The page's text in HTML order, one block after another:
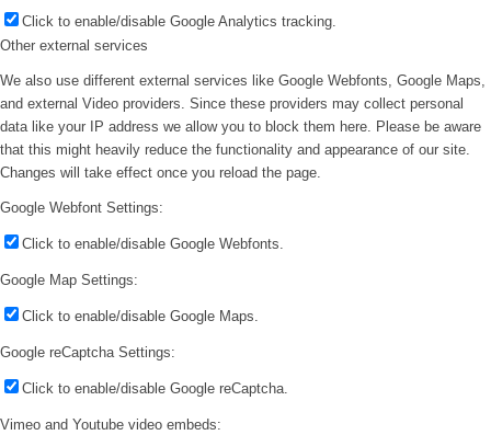
Click to enable/disable Google Analytics tracking.
Other external services
We also use different external services like Google Webfonts, Google Maps,
and external Video providers. Since these providers may collect personal
data like your IP address we allow you to block them here. Please be aware
that this might heavily reduce the functionality and appearance of our site.
Changes will take effect once you reload the page.
Google Webfont Settings:
Click to enable/disable Google Webfonts.
Google Map Settings:
Click to enable/disable Google Maps.
Google reCaptcha Settings:
Click to enable/disable Google reCaptcha.
Vimeo and Youtube video embeds: